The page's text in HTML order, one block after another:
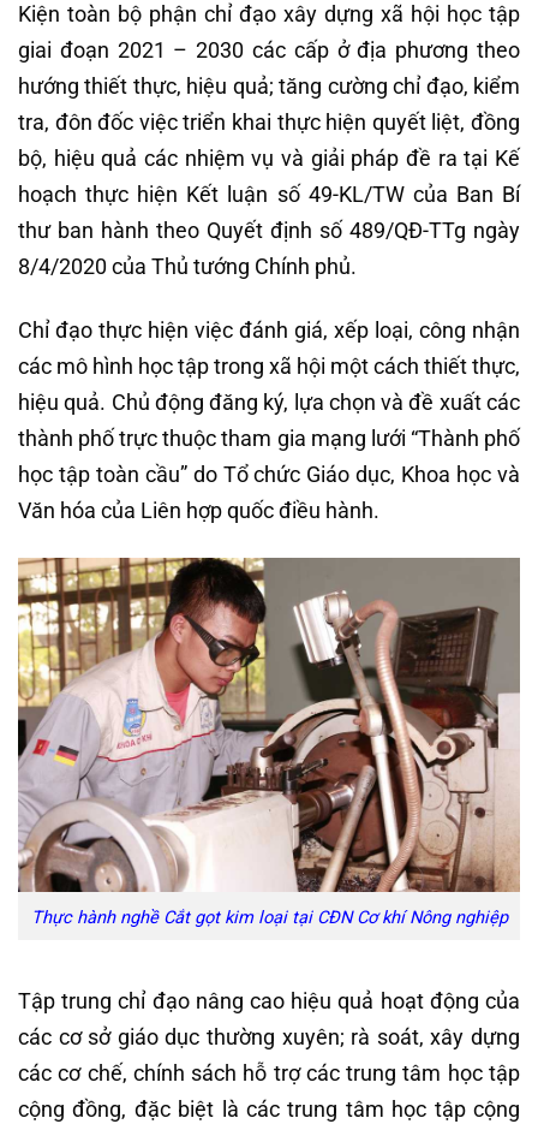
Kiện toàn bộ phận chỉ đạo xây dựng xã hội học tập
giai đoạn 2021 – 2030 các cấp ở địa phương theo
hướng thiết thực, hiệu quả; tăng cường chỉ đạo, kiểm
tra, đôn đốc việc triển khai thực hiện quyết liệt, đồng
bộ, hiệu quả các nhiệm vụ và giải pháp đề ra tại Kế
hoạch thực hiện Kết luận số 49-KL/TW của Ban Bí
thư ban hành theo Quyết định số 489/QĐ-TTg ngày
8/4/2020 của Thủ tướng Chính phủ.
Chỉ đạo thực hiện việc đánh giá, xếp loại, công nhận
các mô hình học tập trong xã hội một cách thiết thực,
hiệu quả. Chủ động đăng ký, lựa chọn và đề xuất các
thành phố trực thuộc tham gia mạng lưới “Thành phố
học tập toàn cầu” do Tổ chức Giáo dục, Khoa học và
Văn hóa của Liên hợp quốc điều hành.
Thực hành nghề Cắt gọt kim loại tại CĐN Cơ khí Nông nghiệp
Tập trung chỉ đạo nâng cao hiệu quả hoạt động của
các cơ sở giáo dục thường xuyên; rà soát, xây dựng
các cơ chế, chính sách hỗ trợ các trung tâm học tập
cộng đồng, đặc biệt là các trung tâm học tập cộng